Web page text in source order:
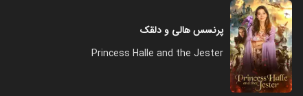
پرنسس هالی و دلقک
Princess Halle and the Jester